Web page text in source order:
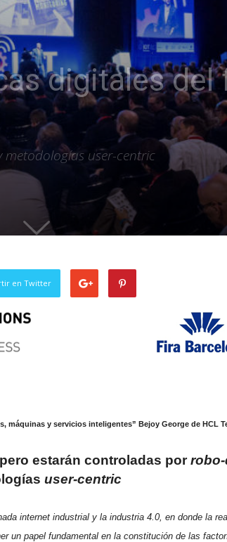
digitales
user-centric
en Twitter
y servicios inteligentes” Bejoy George de HCL
estarán controladas por
user-centric
internet industrial y la industria 4.0, en donde la
un papel fundamental en la constitución de las